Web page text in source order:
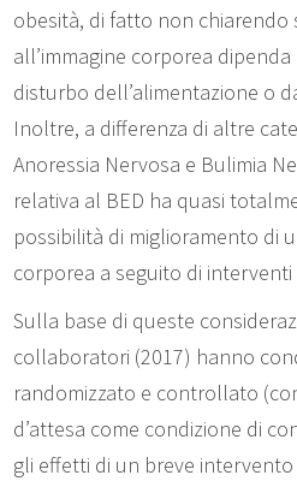
obesità, di fatto non
all’immagine corporea
disturbo dell’alimentazione o
Inoltre, a differenza di altre
Anoressia Nervosa e Bulimia
relativa al BED ha quasi
possibilità di miglioramento di
corporea a seguito di
Sulla base di queste
collaboratori (2017) hanno
randomizzato e controllato
d’attesa come condizione di
gli effetti di un breve